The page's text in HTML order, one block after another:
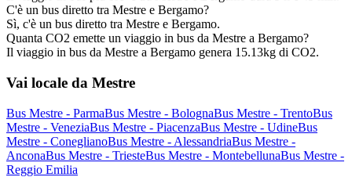
C'è un bus diretto tra Mestre e Bergamo?
Sì, c'è un bus diretto tra Mestre e Bergamo.
Quanta CO2 emette un viaggio in bus da Mestre a Bergamo?
Il viaggio in bus da Mestre a Bergamo genera 15.13kg di CO2.
Vai locale da Mestre
Bus Mestre - ParmaBus Mestre - BolognaBus Mestre - TrentoBus
Mestre - VeneziaBus Mestre - PiacenzaBus Mestre - UdineBus
Mestre - ConeglianoBus Mestre - AlessandriaBus Mestre -
AnconaBus Mestre - TriesteBus Mestre - MontebellunaBus Mestre -
Reggio Emilia